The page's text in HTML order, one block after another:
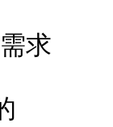
求